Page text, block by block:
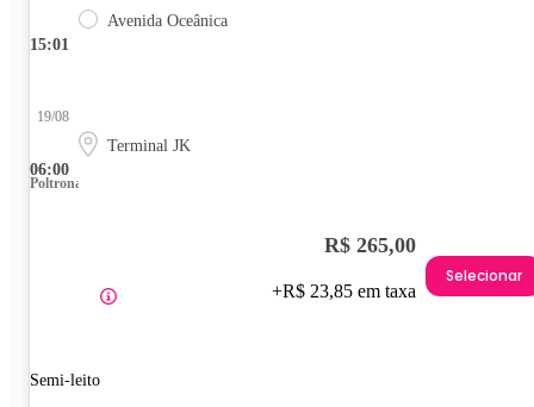
15:01
Avenida Oceânica
06:00
19/08
Terminal JK
Poltrona
Semi-leito
R$ 265,00
+R$ 23,85 em taxa
Selecionar